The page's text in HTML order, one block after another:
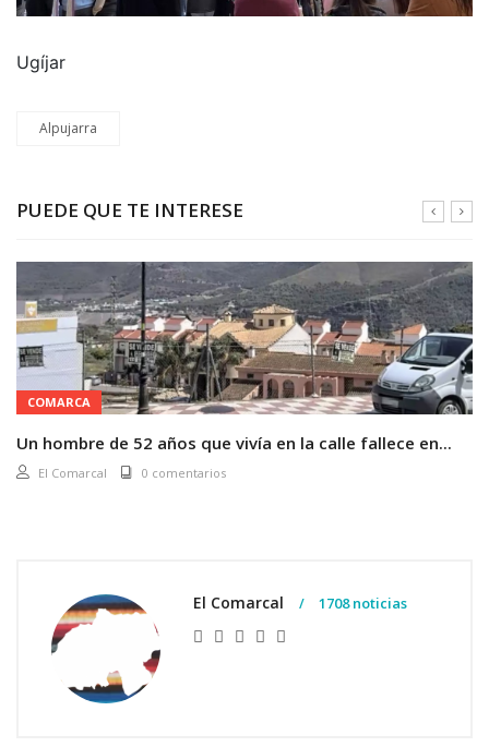
Ugíjar
Alpujarra
PUEDE QUE TE INTERESE
COMARCA
Un hombre de 52 años que vivía en la calle fallece en...
El Comarcal 0 comentarios
El Comarcal 1708 noticias